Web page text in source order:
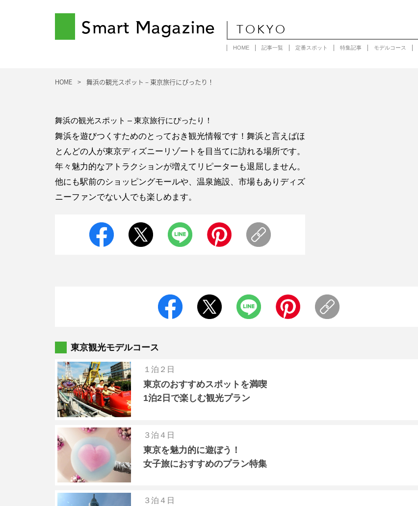
Smart Magazine TOKYO
HOME 記事一覧 定番スポット 特集記事 モデルコース
HOME 舞浜の観光スポット – 東京旅行にぴったり！
舞浜の観光スポット – 東京旅行にぴったり！
舞浜を遊びつくすためのとっておき観光情報です！舞浜と言えばほ
とんどの人が東京ディズニーリゾートを目当てに訪れる場所です。
年々魅力的なアトラクションが増えてリピーターも退屈しません。
他にも駅前のショッピングモールや、温泉施設、市場もありディズ
ニーファンでない人でも楽しめます。
東京観光モデルコース
１泊２日
東京のおすすめスポットを満喫
1泊2日で楽しむ観光プラン
３泊４日
東京を魅力的に遊ぼう！
女子旅におすすめのプラン特集
３泊４日